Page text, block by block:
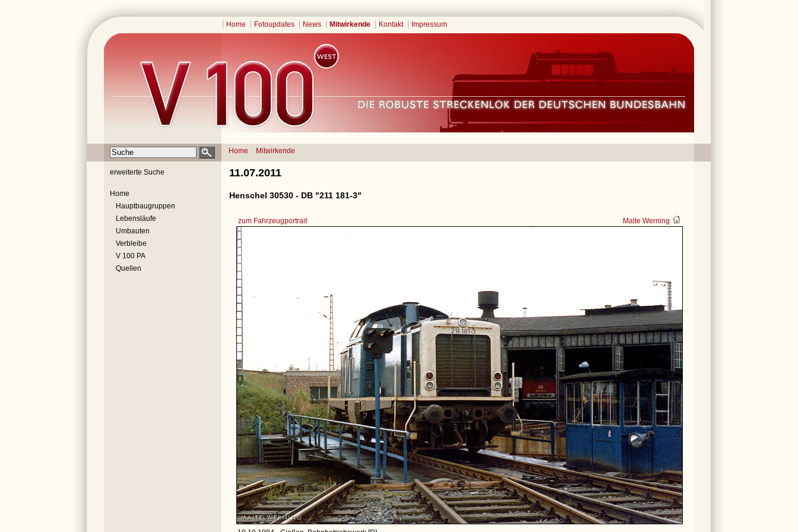
Home Fotoupdates News Mitwirkende Kontakt Impressum
Home Mitwirkende
erweiterte Suche
Home
Hauptbaugruppen
Lebensläufe
Umbauten
Verbleibe
V 100 PA
Quellen
11.07.2011
Henschel 30530 - DB "211 181-3"
zum Fahrzeugportrait Malte Werning